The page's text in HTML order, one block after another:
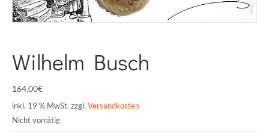
Wilhelm Busch
164,00€
inkl. 19 % MwSt. zzgl. Versandkosten
Nicht vorrätig